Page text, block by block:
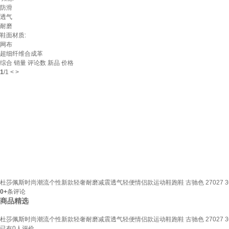
防滑
透气
耐磨
鞋面材质:
网布
超细纤维合成革
综合 销量 评论数 新品 价格
1/1 < >
杜莎佩斯时尚潮流个性新款轻奢耐磨减震透气轻便情侣款运动鞋跑鞋 古驰色 27027
0+条评论
商品精选
杜莎佩斯时尚潮流个性新款轻奢耐磨减震透气轻便情侣款运动鞋跑鞋 古驰色 27027